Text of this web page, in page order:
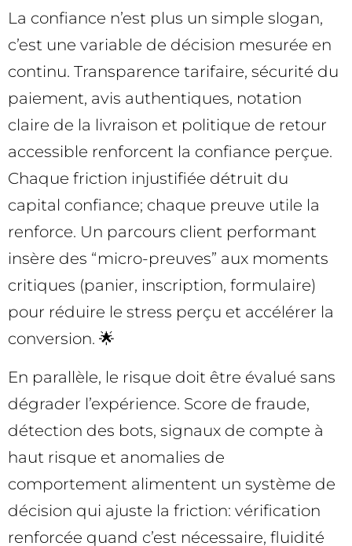
La confiance n’est plus un simple slogan,
c’est une variable de décision mesurée en
continu. Transparence tarifaire, sécurité du
paiement, avis authentiques, notation
claire de la livraison et politique de retour
accessible renforcent la confiance perçue.
Chaque friction injustifiée détruit du
capital confiance; chaque preuve utile la
renforce. Un parcours client performant
insère des “micro-preuves” aux moments
critiques (panier, inscription, formulaire)
pour réduire le stress perçu et accélérer la
conversion. 🌟
En parallèle, le risque doit être évalué sans
dégrader l’expérience. Score de fraude,
détection des bots, signaux de compte à
haut risque et anomalies de
comportement alimentent un système de
décision qui ajuste la friction: vérification
renforcée quand c’est nécessaire, fluidité